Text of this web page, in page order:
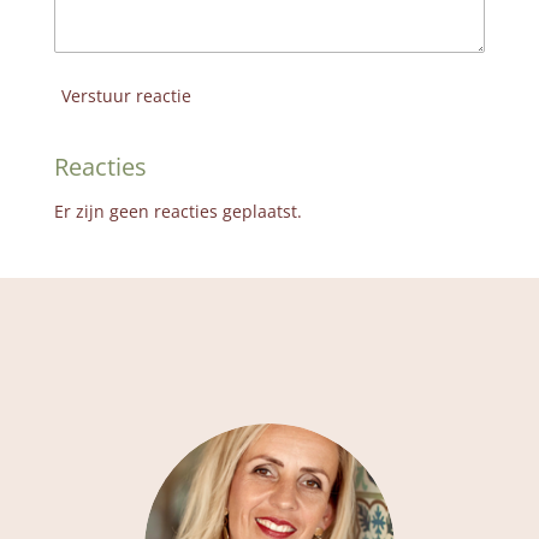
Verstuur reactie
Reacties
Er zijn geen reacties geplaatst.